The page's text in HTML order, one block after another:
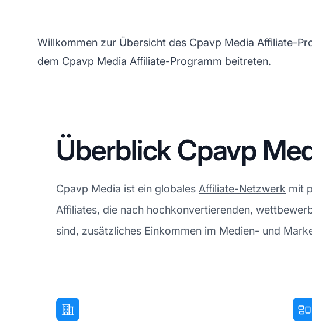
Willkommen zur Übersicht des Cpavp Media Affiliate-
dem Cpavp Media Affiliate-Programm beitreten.
Überblick Cpavp
Cpavp Media ist ein globales Affiliate-Netzwerk mit
Affiliates, die nach hochkonvertierenden,
sind, zusätzliches Einkommen im Medien- und